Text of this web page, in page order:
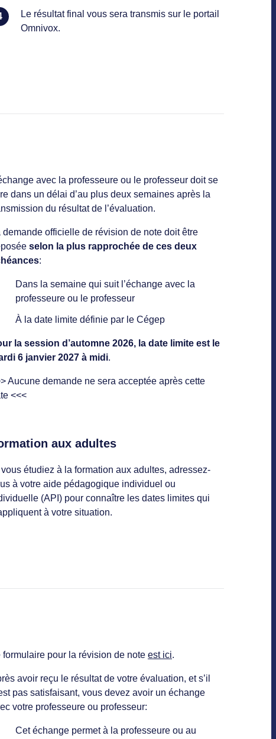
Le résultat final vous sera transmis sur le portail
Omnivox.
avec la professeure ou le professeur doit se
dans un délai d’au plus deux semaines après la
du résultat de l’évaluation.
demande officielle de révision de note doit être
selon la plus rapprochée de ces deux
:
Dans la semaine qui suit l’échange avec la
professeure ou le professeur
À la date limite définie par le Cégep
la session d’automne 2026, la date limite est le
6 janvier 2027 à midi.
Aucune demande ne sera acceptée après cette
<<<
aux adultes
étudiez à la formation aux adultes, adressez-
à votre aide pédagogique individuel ou
(API) pour connaître les dates limites qui
à votre situation.
formulaire pour la révision de note est ici.
avoir reçu le résultat de votre évaluation, et s’il
pas satisfaisant, vous devez avoir un échange
votre professeure ou professeur:
Cet échange permet à la professeure ou au